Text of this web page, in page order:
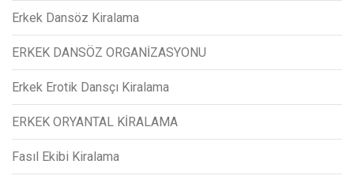
Erkek Dansöz Kiralama
ERKEK DANSÖZ ORGANİZASYONU
Erkek Erotik Dansçı Kiralama
ERKEK ORYANTAL KİRALAMA
Fasıl Ekibi Kiralama